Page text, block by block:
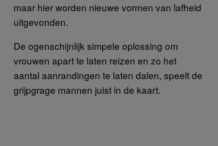
maar hier worden nieuwe vormen van lafheid
uitgevonden.
De ogenschijnlijk simpele oplossing om
vrouwen apart te laten reizen en zo het
aantal aanrandingen te laten dalen, speelt de
grijpgrage mannen juist in de kaart.